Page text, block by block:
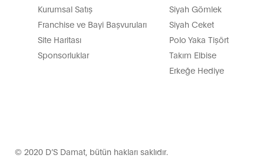
Kurumsal Satış
Franchise ve Bayi Başvuruları
Site Haritası
Sponsorluklar
Siyah Gömlek
Siyah Ceket
Polo Yaka Tişört
Takım Elbise
Erkeğe Hediye
© 2020 D’S Damat, bütün hakları saklıdır.